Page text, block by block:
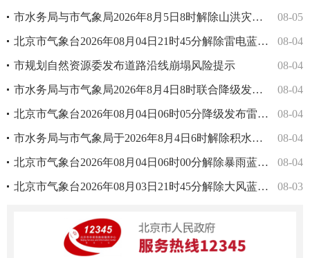
08-05
市水务局与市气象局2026年8月5日8时解除山洪灾害风险蓝色预警
08-04
北京市气象台2026年08月04日21时45分解除雷电蓝色预警信号
08-04
市规划自然资源委发布道路沿线崩塌风险提示
08-04
市水务局与市气象局2026年8月4日8时联合降级发布全市山洪灾害风险蓝色预警
08-04
北京市气象台2026年08月04日06时05分降级发布雷电蓝色预警信号
08-04
市水务局与市气象局于2026年8月4日6时解除积水内涝风险蓝色预警
08-04
北京市气象台2026年08月04日06时00分解除暴雨蓝色预警信号
08-03
北京市气象台2026年08月03日21时45分解除大风蓝色预警信号